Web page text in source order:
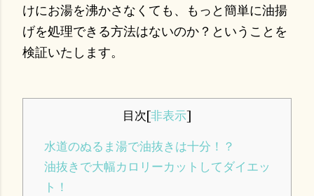
けにお湯を沸かさなくても、もっと簡単に油揚
げを処理できる方法はないのか？ということを
検証いたします。
目次[非表示]
水道のぬるま湯で油抜きは十分！？
油抜きで大幅カロリーカットしてダイエッ
ト！